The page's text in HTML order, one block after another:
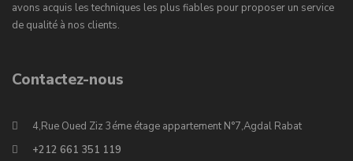
avons acquis les techniques les plus fiables pour proposer un service
de qualité à nos clients.
Contactez-nous
4,Rue Oued Ziz 3éme étage appartement N°7,Agdal Rabat
+212 661 351 119